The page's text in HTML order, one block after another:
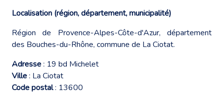
Localisation (région, département, municipalité)
Région de Provence-Alpes-Côte-d'Azur, département
des Bouches-du-Rhône, commune de La Ciotat.
Adresse: 19 bd Michelet
Ville: La Ciotat
Code postal: 13600